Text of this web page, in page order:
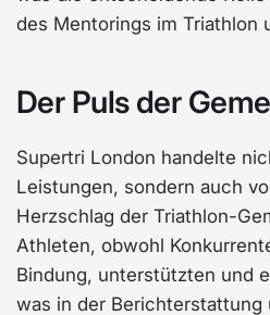
des Mentorings im Triathlon
Der Puls der
Supertri London handelte
Leistungen, sondern auch
Herzschlag der Triathlon-
Athleten, obwohl
Bindung, unterstützten und
was in der Berichterstattung